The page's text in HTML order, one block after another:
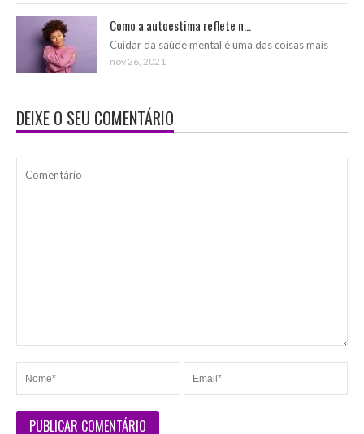
Como a autoestima reflete n...
Cuidar da saúde mental é uma das coisas mais
nov 26, 2021
DEIXE O SEU COMENTÁRIO